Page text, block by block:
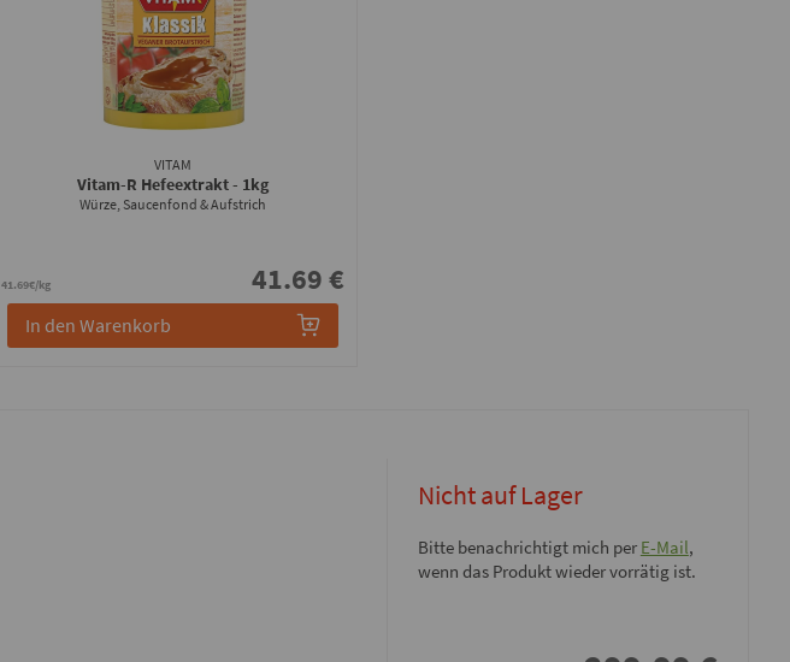
VITAM
Vitam-R Hefeextrakt- 1kg
Würze, Saucenfond & Aufstrich
41.69€/kg 41.69 €
In den Warenkorb
Nicht auf Lager
Bitte benachrichtigt mich per E-Mail,
wenn das Produkt wieder vorrätig ist.